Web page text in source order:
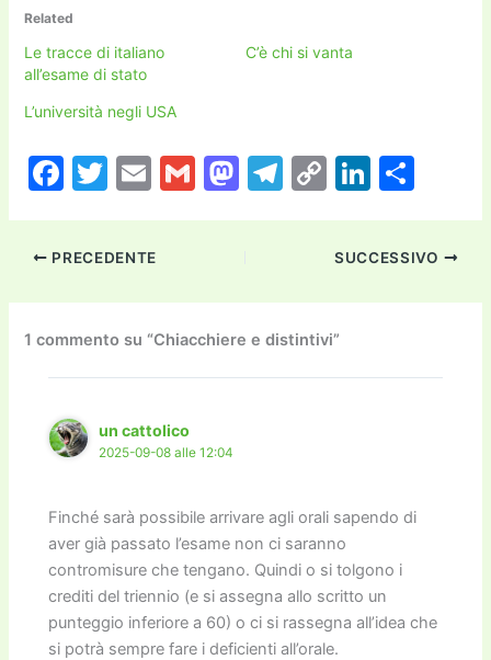
Related
Le tracce di italiano
all’esame di stato
C’è chi si vanta
L’università negli USA
F
c
b
o
o
k
T
itt
E
ai
G
M
d
o
n
T
a
m
C
p
y
Li
n
k
Li
k
dI
n
vi
PRECEDENTE SUCCESSIVO
1 commento su “Chiacchiere e distintivi”
un cattolico
2025-09-08 alle 12:04
Finché sarà possibile arrivare agli orali sapendo di
aver già passato l’esame non ci saranno
contromisure che tengano. Quindi o si tolgono i
crediti del triennio (e si assegna allo scritto un
punteggio inferiore a 60) o ci si rassegna all’idea che
si potrà sempre fare i deficienti all’orale.